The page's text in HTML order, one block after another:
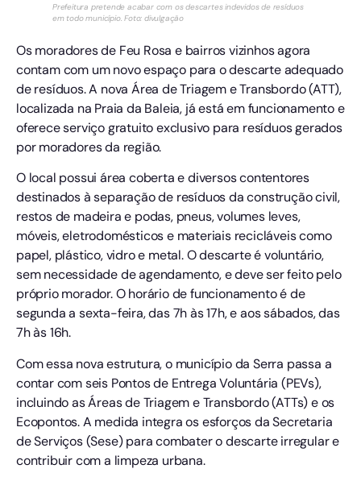
Prefeitura pretende acabar com os descartes indevidos de resíduos
em todo município. Foto: divulgação
Os moradores de Feu Rosa e bairros vizinhos agora
contam com um novo espaço para o descarte adequado
de resíduos. A nova Área de Triagem e Transbordo (ATT),
localizada na Praia da Baleia, já está em funcionamento e
oferece serviço gratuito exclusivo para resíduos gerados
por moradores da região.
O local possui área coberta e diversos contentores
destinados à separação de resíduos da construção civil,
restos de madeira e podas, pneus, volumes leves,
móveis, eletrodomésticos e materiais recicláveis como
papel, plástico, vidro e metal. O descarte é voluntário,
sem necessidade de agendamento, e deve ser feito pelo
próprio morador. O horário de funcionamento é de
segunda a sexta-feira, das 7h às 17h, e aos sábados, das
7h às 16h.
Com essa nova estrutura, o município da Serra passa a
contar com seis Pontos de Entrega Voluntária (PEVs),
incluindo as Áreas de Triagem e Transbordo (ATTs) e os
Ecopontos. A medida integra os esforços da Secretaria
de Serviços (Sese) para combater o descarte irregular e
contribuir com a limpeza urbana.